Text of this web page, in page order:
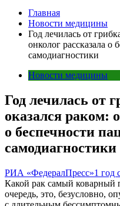
Главная
Новости медицины
Год лечилась от
онколог рассказала
самодиагностики
Новости медицины
Год лечилась от
оказался раком:
о беспечности
самодиагностики
РИА «ФедералПресс»1 год
Какой рак самый
очередь, это, безусловно,